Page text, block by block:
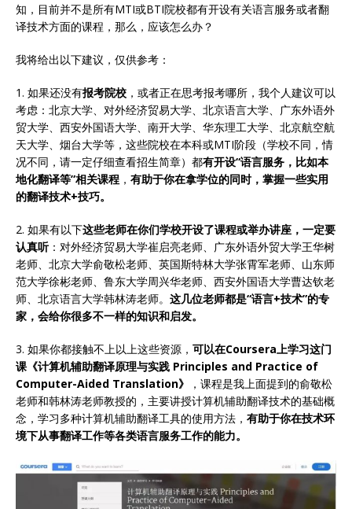
知，目前并不是所有MTI或BTI院校都有开设有关语言服务或者翻
译技术方面的课程，那么，应该怎么办？
我将给出以下建议，仅供参考：
1. 如果还没有报考院校 ，或者正在思考报考哪所，我个人建议可以
考虑：北京大学、对外经济贸易大学、北京语言大学、广东外语外
贸大学、西安外国语大学、南开大学、华东理工大学、北京航空航
天大学、烟台大学等，这些院校在本科或MTI阶段（学校不同，情
况不同，请一定仔细查看招生简章）都有开设“语言服务，比如本
地化翻译等”相关课程 ， 有助于你在拿学位的同时，掌握一些实用
的翻译技术+技巧。
2. 如果有以下这些老师在你们学校开设了课程或举办讲座，一定要
认真听：对外经济贸易大学崔启亮老师、广东外语外贸大学王华树
老师、北京大学俞敬松老师、英国斯特林大学张霄军老师、山东师
范大学徐彬老师、鲁东大学周兴华老师、西安外国语大学曹达钦老
师、北京语言大学韩林涛老师。 这几位老师都是“语言+技术”的专
家，会给你很多不一样的知识和启发。
3. 如果你都接触不上以上这些资源， 可以在Coursera上学习这门
课《计算机辅助翻译原理与实践 Principles and Practice of
Computer-Aided Translation》
，课程是我上面提到的俞敬松
老师和韩林涛老师教授的，主要讲授计算机辅助翻译技术的基础概
念，学习多种计算机辅助翻译工具的使用方法， 有助于你在技术环
境下从事翻译工作等各类语言服务工作的能力。